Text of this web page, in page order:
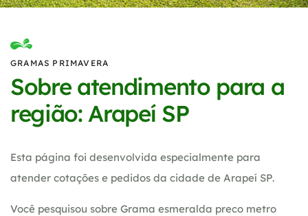
GRAMAS PRIMAVERA
Sobre atendimento para a
região: Arapeí SP
Esta página foi desenvolvida especialmente para
atender cotações e pedidos da cidade de Arapeí SP.
Você pesquisou sobre Grama esmeralda preco metro